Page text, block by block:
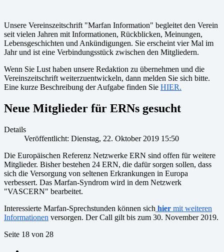
Unsere Vereinszeitschrift "Marfan Information" begleitet den Verein
seit vielen Jahren mit Informationen, Rückblicken, Meinungen,
Lebensgeschichten und Ankündigungen. Sie erscheint vier Mal im
Jahr und ist eine Verbindungsstück zwischen den Mitgliedern.
Wenn Sie Lust haben unsere Redaktion zu übernehmen und die
Vereinszeitschrift weiterzuentwickeln, dann melden Sie sich bitte.
Eine kurze Beschreibung der Aufgabe finden Sie HIER.
Neue Mitglieder für ERNs gesucht
Details
Veröffentlicht: Dienstag, 22. Oktober 2019 15:50
Die Europäischen Referenz Netzwerke ERN sind offen für weitere
Mitglieder. Bisher bestehen 24 ERN, die dafür sorgen sollen, dass
sich die Versorgung von seltenen Erkrankungen in Europa
verbessert. Das Marfan-Syndrom wird in dem Netzwerk
"VASCERN" bearbeitet.
Interessierte Marfan-Sprechstunden können sich hier mit weiteren
Informationen versorgen. Der Call gilt bis zum 30. November 2019.
Seite 18 von 28